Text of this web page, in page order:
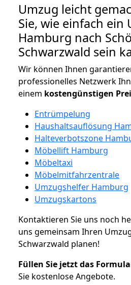
Umzug leicht
Sie, wie einfach ein
Hamburg nach
Schwarzwald sein
Wir können Ihnen
professionelles Netzwerk
einem kostengünstigen
Entrümpelung
Haushaltsauflösung
Halteverbotszone
Möbellift Hamburg
Möbeltaxi
Möbelmitfahrzentrale
Umzugshelfer Hamburg
Umzugskartons
Kontaktieren Sie uns noch
uns gemeinsam Ihren
Schwarzwald planen!
Füllen Sie jetzt das
Sie kostenlose Angebote.